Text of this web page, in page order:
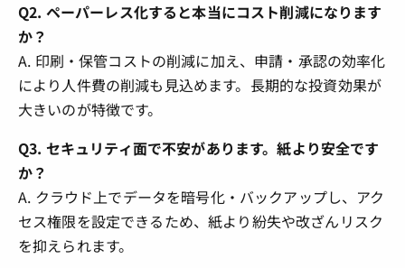
Q2. ペーパーレス化すると本当にコスト削減になります
か？
A. 印刷・保管コストの削減に加え、申請・承認の効率化
により人件費の削減も見込めます。長期的な投資効果が
大きいのが特徴です。
Q3. セキュリティ面で不安があります。紙より安全です
か？
A. クラウド上でデータを暗号化・バックアップし、アク
セス権限を設定できるため、紙より紛失や改ざんリスク
を抑えられます。